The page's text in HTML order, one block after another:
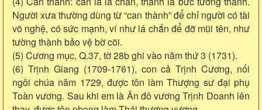
Người xưa thường dùng từ “can thành” để chỉ người có tài
võ nghệ, có sức mạnh, ví như lá chắn để đỡ mũi tên, như
tường thành bảo vệ bờ cõi.
(5) Cương mục, Q.37, tờ 28b ghi vào năm thứ 3 (1731).
(6) Trịnh Giang (1709-1761), con cả Trịnh Cương, nối
ngôi chúa năm 1729, được tôn làm Thượng sư đại phụ
Toàn vương. Sau khi em là Ân đô vương Trịnh Doanh lên